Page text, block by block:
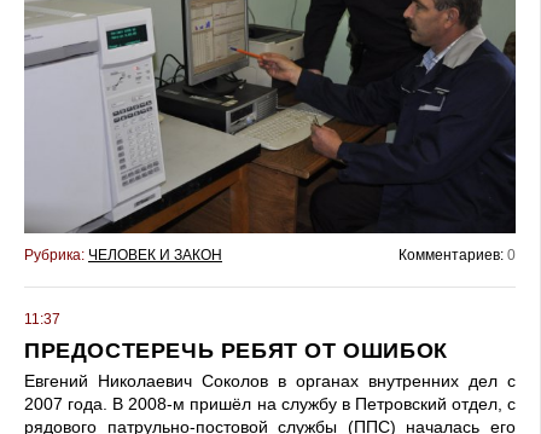
Рубрика: ЧЕЛОВЕК И ЗАКОН Комментариев: 0
11:37
ПРЕДОСТЕРЕЧЬ РЕБЯТ ОТ ОШИБОК
Евгений Николаевич Соколов в органах внутренних дел с
2007 года. В 2008-м пришёл на службу в Петровский отдел, с
рядового патрульно-постовой службы (ППС) началась его